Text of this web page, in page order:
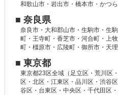
和歌山市・岩出市・橋本市・かつ
■ 奈良県
奈良市・大和郡山市・生駒市・生
町・王寺町・香芝市・河合町・上
町・橿原市・広陵町・御所市・天
■ 東京都
東京都23区全域（足立区・荒川区
区・北区・江東区・品川区・渋谷
谷区・台東区・中央区・千代田区